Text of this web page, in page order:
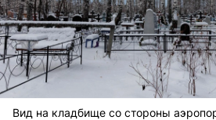
Вид на кладбище со стороны